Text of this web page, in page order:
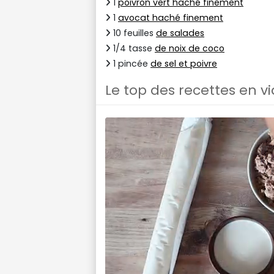
1 avocat haché finement
10 feuilles de salades
1/4 tasse de noix de coco
1 pincée de sel et poivre
Le top des recettes en